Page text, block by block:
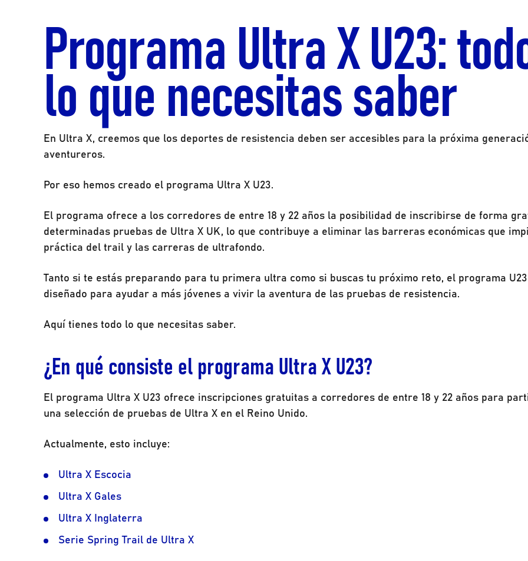
Programa Ultra X U23:
lo que necesitas saber
En Ultra X, creemos que los deportes de resistencia deben ser accesibles para la próxima
aventureros.
Por eso hemos creado el programa Ultra X U23.
El programa ofrece a los corredores de entre 18 y 22 años la posibilidad de inscribirse de forma
determinadas pruebas de Ultra X UK, lo que contribuye a eliminar las barreras económicas que
práctica del trail y las carreras de ultrafondo.
Tanto si te estás preparando para tu primera ultra como si buscas tu próximo reto, el programa
diseñado para ayudar a más jóvenes a vivir la aventura de las pruebas de resistencia.
Aquí tienes todo lo que necesitas saber.
¿En qué consiste el programa Ultra X U23?
El programa Ultra X U23 ofrece inscripciones gratuitas a corredores de entre 18 y 22 años para
una selección de pruebas de Ultra X en el Reino Unido.
Actualmente, esto incluye:
Ultra X Escocia
Ultra X Gales
Ultra X Inglaterra
Serie Spring Trail de Ultra X